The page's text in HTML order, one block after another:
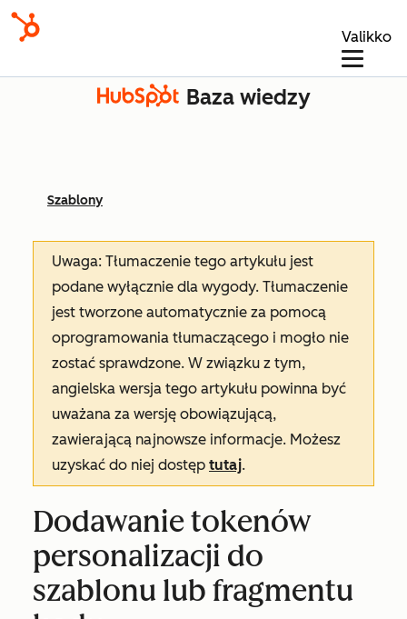
Valikko
Baza wiedzy
Szablony
Uwaga: Tłumaczenie tego artykułu jest
podane wyłącznie dla wygody. Tłumaczenie
jest tworzone automatycznie za pomocą
oprogramowania tłumaczącego i mogło nie
zostać sprawdzone. W związku z tym,
angielska wersja tego artykułu powinna być
uważana za wersję obowiązującą,
zawierającą najnowsze informacje. Możesz
uzyskać do niej dostęp tutaj.
Dodawanie tokenów
personalizacji do
szablonu lub fragmentu